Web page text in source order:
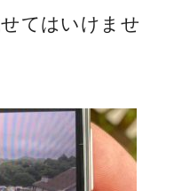
てはいけませ